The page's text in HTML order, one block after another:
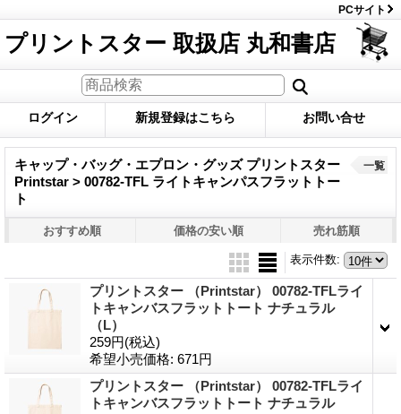
PCサイト
プリントスター 取扱店 丸和書店
ログイン 新規登録はこちら お問い合せ
キャップ・バッグ・エプロン・グッズ プリントスター
Printstar > 00782-TFL ライトキャンパスフラットトー
ト
一覧
おすすめ順 価格の安い順 売れ筋順
表示件数:
プリントスター （Printstar） 00782-TFLライ
トキャンバスフラットトート ナチュラル
（L）
259円(税込)
希望小売価格: 671円
プリントスター （Printstar） 00782-TFLライ
トキャンバスフラットトート ナチュラル